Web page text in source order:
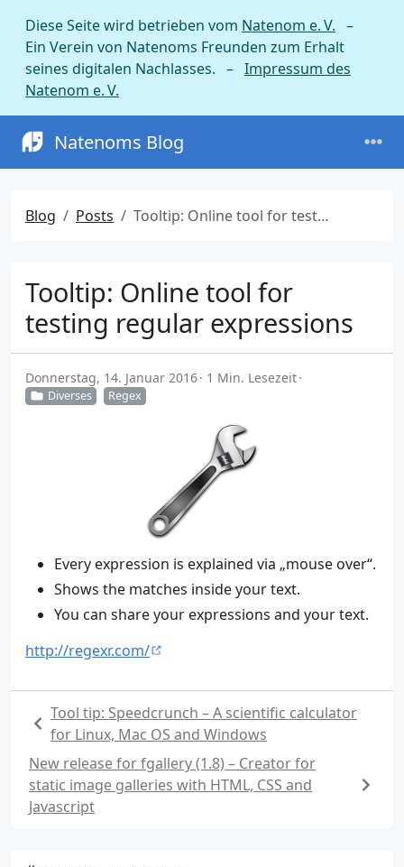
Diese Seite wird betrieben vom Natenom e. V. –
Ein Verein von Natenoms Freunden zum Erhalt
seines digitalen Nachlasses. – Impressum des
Natenom e. V.
Natenoms Blog
Blog Posts Tooltip: Online tool for testing regular expressions
Tooltip: Online tool for
testing regular expressions
Donnerstag, 14. Januar 2016 1 Min. Lesezeit
Diverses Regex
Every expression is explained via „mouse over“.
Shows the matches inside your text.
You can share your expressions and your text.
http://regexr.com/
Tool tip: Speedcrunch – A scientific calculator
for Linux, Mac OS and Windows
New release for fgallery (1.8) – Creator for
static image galleries with HTML, CSS and
Javascript